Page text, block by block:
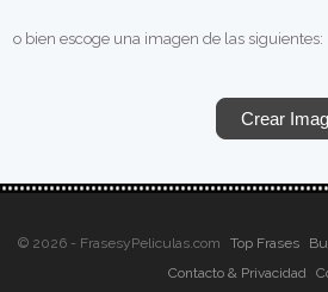
o bien escoge una imagen de las siguientes:
© 2026 - FrasesyPeliculas.com Top Frases
Contacto & Privacidad